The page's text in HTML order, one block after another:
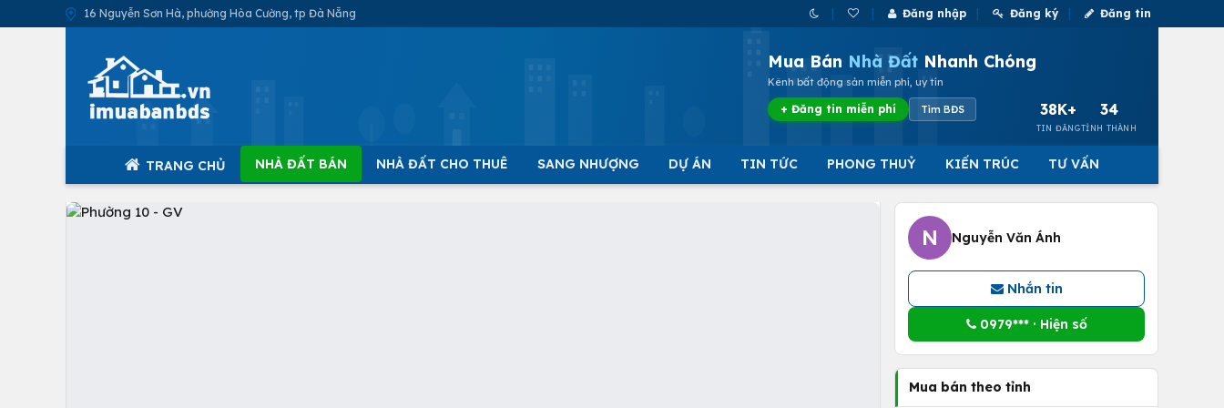
16 Nguyễn Sơn Hà, phường Hòa Cường, tp Đà Nẵng Đăng nhập Đăng ký Đăng tin
Mua Bán Nhà Đất Nhanh Chóng
Kênh bất động sản miễn phí, uy tín
+ Đăng tin miễn phí Tìm BĐS 38K+
TIN ĐĂNG
34
TỈNH THÀNH
TRANG CHỦ NHÀ ĐẤT BÁN NHÀ ĐẤT CHO THUÊ SANG NHƯỢNG DỰ ÁN TIN TỨC PHONG THUỶ KIẾN TRÚC TƯ VẤN
N Nguyễn Văn Ánh
Nhắn tin
0979*** · Hiện số
Mua bán theo tỉnh